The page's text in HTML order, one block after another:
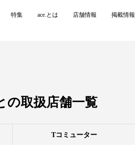
特集 ace.とは 店舗情報 掲載情報
の取扱店舗一覧
Tコミューター